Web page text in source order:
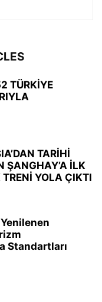
TÜRKİYE
TARİHİ
ŞANGHAY’A İLK
YOLA ÇIKTI
Standartları